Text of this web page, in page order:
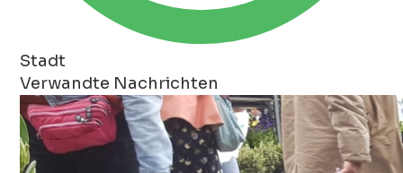
Stadt
Verwandte Nachrichten